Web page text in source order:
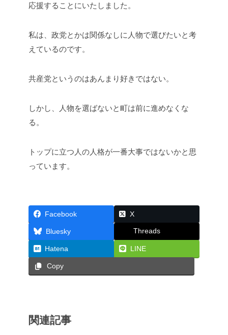
応援することにいたしました。
私は、政党とかは関係なしに人物で選びたいと考
えているのです。
共産党というのはあんまり好きではない。
しかし、人物を選ばないと町は前に進めなくな
る。
トップに立つ人の人格が一番大事ではないかと思
っています。
Facebook X
Bluesky Threads
Hatena LINE
Copy
関連記事